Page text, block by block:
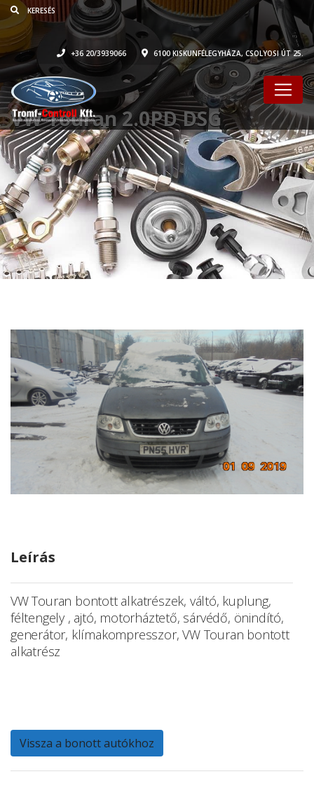
+36 20/3939066 6100 KISKUNFÉLEGYHÁZA, CSOLYOSI ÚT 25.
VW Touran 2.0PD DSG
Leírás
VW Touran bontott alkatrészek, váltó, kuplung,
féltengely , ajtó, motorháztető, sárvédő, önindító,
generátor, klímakompresszor, VW Touran bontott
alkatrész
Vissza a bonott autókhoz